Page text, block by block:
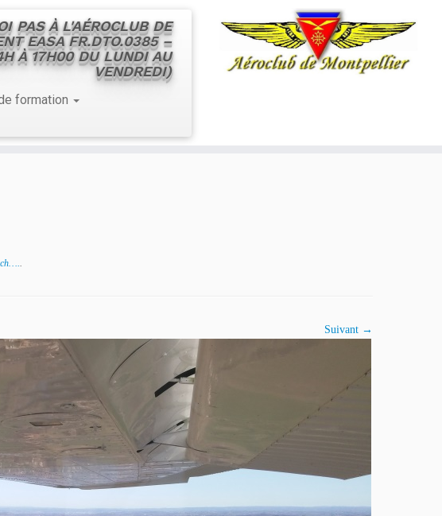
PAS À L'AÉROCLUB DE
EASA FR.DTO.0385 –
À 17H00 DU LUNDI AU
VENDREDI)
formation
.
Suivant →